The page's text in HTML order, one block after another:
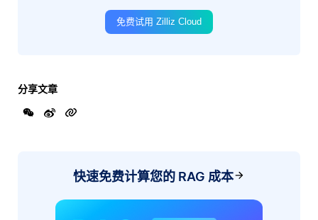
免费试用 Zilliz Cloud
分享文章
快速免费计算您的 RAG 成本